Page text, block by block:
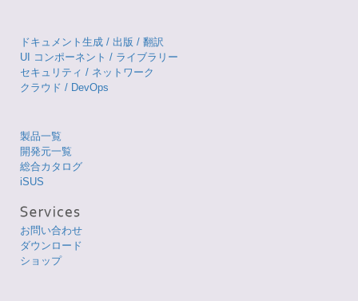
Office / PDF / 画像処理
アプリケーション開発支援
AI / 機械学習 / データサイエンス
UI コンポーネント / ライブラリー
セキュリティ / ネットワーク
クラウド / DevOps
製品一覧
開発元一覧
総合カタログ
iSUS